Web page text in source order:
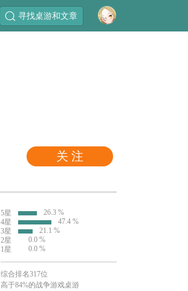
寻找桌游和文章
关 注
5星
26.3 %
4星
47.4 %
3星
21.1 %
2星
0.0 %
1星
0.0 %
综合排名317位
高于84%的战争游戏桌游